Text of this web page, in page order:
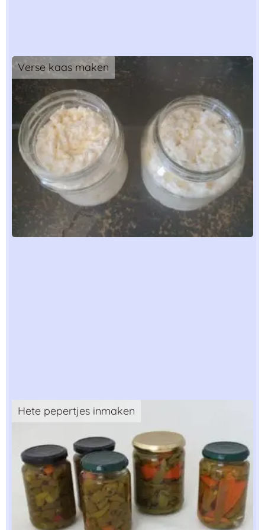
Verse kaas maken
Hete pepertjes inmaken